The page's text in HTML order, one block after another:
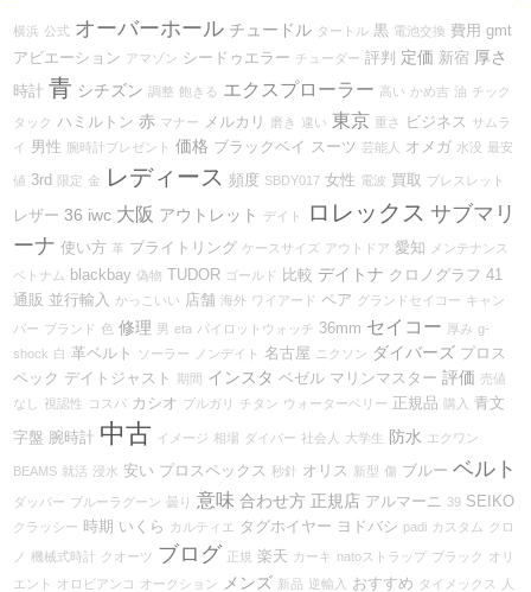
横浜 公式 オーバーホール チュードル タートル 黒 電池交換 費用 gmt
アビエーション アマゾン シードゥエラー チューダー 評判 定価 新宿 厚さ
時計 青 シチズン 調整 飽きる エクスプローラー 高い かめ吉 油 チック
タック ハミルトン 赤 マナー メルカリ 磨き 違い 東京 重さ ビジネス
サムラ
イ 男性 腕時計プレゼント 価格 ブラックベイ スーツ 芸能人 オメガ 水没 最安
値 3rd 限定 金 レディース 頻度 SBDY017 女性 電波 買取 ブレスレット
レザー 36 iwc 大阪 アウトレット デイト ロレックス サブマリ
ーナ 使い方 革 ブライトリング ケースサイズ アウトドア 愛知
メンテナンス
ベトナム
blackbay 偽物 TUDOR ゴールド 比較 デイトナ クロノグラフ 41
通販 並行輸入 かっこいい 店舗 海外 ワイアード ペア グランドセイコー キャン
パー ブランド 色 修理 男 eta パイロットウォッチ 36mm セイコー 厚み g-
shock 白 革ベルト ソーラー ノンデイト 名古屋 ニクソン ダイバーズ プロス
ペック デイトジャスト 期間 インスタ ベゼル マリンマスター 評価 売値
なし
視認性 コスパ カシオ ブルガリ チタン ウォーターベリー 正規品 購入 青文
字盤 腕時計 中古 イメージ 相場 ダイバー 社会人 大学生 防水 エクワン
BEAMS 就活 浸水 安い プロスペックス 秒針 オリス 新型 傷 ブルー ベルト
ダッパー ブルーラグーン 曇り 意味 合わせ方 正規店 アルマーニ 39 SEIKO
クラッシー 時期 いくら カルティエ タグホイヤー ヨドバシ padi カスタム クロ
ノ 機械式時計 クオーツ ブログ 正規 楽天 カーキ natoストラップ ブラック オリ
エント
オロビアンコ オークション メンズ 新品 逆輸入 おすすめ タイメックス
人